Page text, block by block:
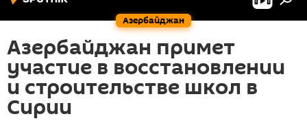
Азербайджан
Азербайджан примет
участие в восстановлении
и строительстве школ в
Сирии